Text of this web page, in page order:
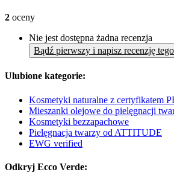
2 oceny
Nie jest dostępna żadna recenzja
Bądź pierwszy i napisz recenzję
Ulubione kategorie:
Kosmetyki naturalne z certyfikatem
Mieszanki olejowe do pielęgnacji
Kosmetyki bezzapachowe
Pielęgnacja twarzy od ATTITUDE
EWG verified
Odkryj Ecco Verde: